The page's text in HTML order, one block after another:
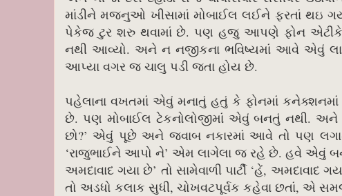
માંડીને મજનુઓ ખીસામાં મોબાઈલ લઈને ફરતાં થઇ
પેકેજ ટુર શરુ થવામાં છે. પણ હજુ આપણે ફોન
નથી આવ્યો. અને ન નજીકના ભવિષ્યમાં આવે એવું
આપ્યા વગર જ ચાલુ પડી જતા હોય છે.
પહેલાના વખતમાં એવું મનાતું હતું કે ફોનમાં
છે. પણ મોબાઈલ ટેકનોલોજીમાં એવું બનતું નથી. અને
છો?’ એવું પૂછે અને જવાબ નકારમાં આવે તો પણ
‘રાજુભાઈને આપો ને’ એમ લાગેલા જ રહે છે. હવે એવું
અમદાવાદ ગયા છે’ તો સામેવાળી પાર્ટી ‘હેં, અમદાવાદ
તો અડધો કલાક સુધી, ચોખવટપૂર્વક કહેવા છતાં, એ